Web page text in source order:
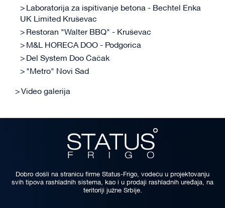
Laboratorija za ispitivanje betona - Bechtel Enka
UK Limited Kruševac
Restoran "Walter BBQ" - Kruševac
M&L HORECA DOO - Podgorica
Del System Doo Čačak
"Metro" Novi Sad
Video galerija
Dobro došli na stranicu firme Status-Frigo, vodeću u projektovanju
svih tipova rashladnih sistema, kao i u prodaji rashladnih uređaja, na
teritoriji južne Srbije.